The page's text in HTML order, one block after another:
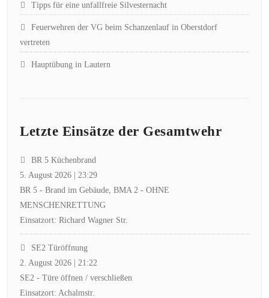
Tipps für eine unfallfreie Silvesternacht
Feuerwehren der VG beim Schanzenlauf in Oberstdorf
vertreten
Hauptübung in Lautern
Letzte Einsätze der Gesamtwehr
BR 5 Küchenbrand
5. August 2026
23:29
BR 5 - Brand im Gebäude, BMA 2 - OHNE
MENSCHENRETTUNG
Einsatzort: Richard Wagner Str.
SE2 Türöffnung
2. August 2026
21:22
SE2 - Türe öffnen / verschließen
Einsatzort: Achalmstr.